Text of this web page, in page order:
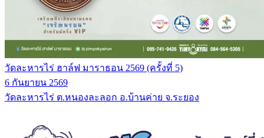
วัดละหารไร่ ฮาล์ฟ มาราธอน 2569 (ครั้งที่ 5)
6 กันยายน 2569
วัดละหารไร่ ต.หนองละลอก อ.บ้านค่าย จ.ระยอง